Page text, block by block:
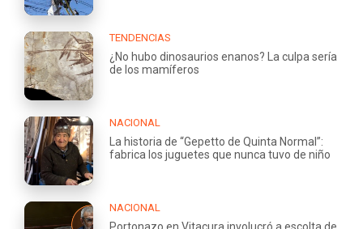
TENDENCIAS
¿No hubo dinosaurios enanos? La culpa sería
de los mamíferos
NACIONAL
La historia de “Gepetto de Quinta Normal”:
fabrica los juguetes que nunca tuvo de niño
NACIONAL
Portonazo en Vitacura involucró a escolta de